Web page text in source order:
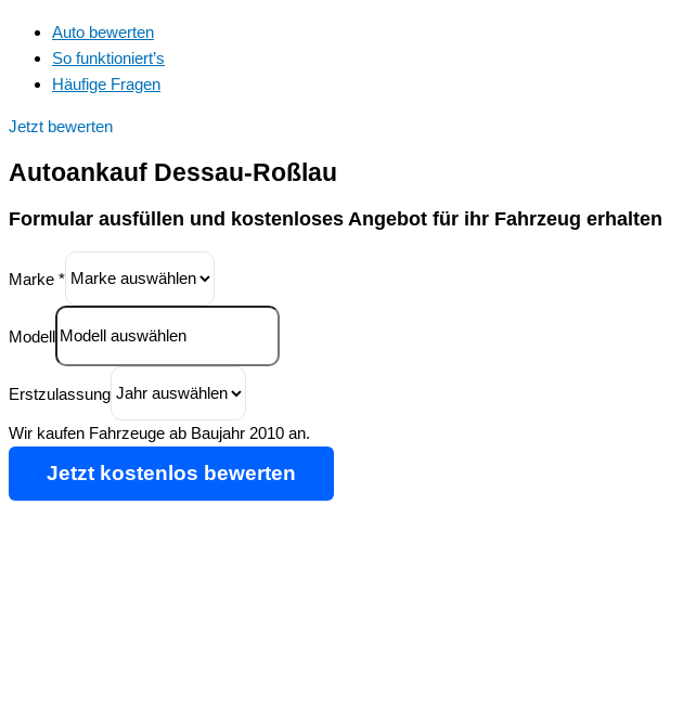
Auto bewerten
So funktioniert’s
Häufige Fragen
Jetzt bewerten
Autoankauf Dessau-Roßlau
Formular ausfüllen und kostenloses Angebot für ihr Fahrzeug erhalten
Marke *
Modell
Erstzulassung
Wir kaufen Fahrzeuge ab Baujahr 2010 an.
Jetzt kostenlos bewerten